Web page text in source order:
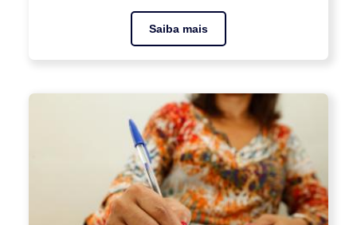
Saiba mais